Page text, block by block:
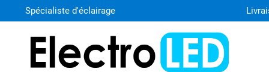
Spécialiste d'éclairage